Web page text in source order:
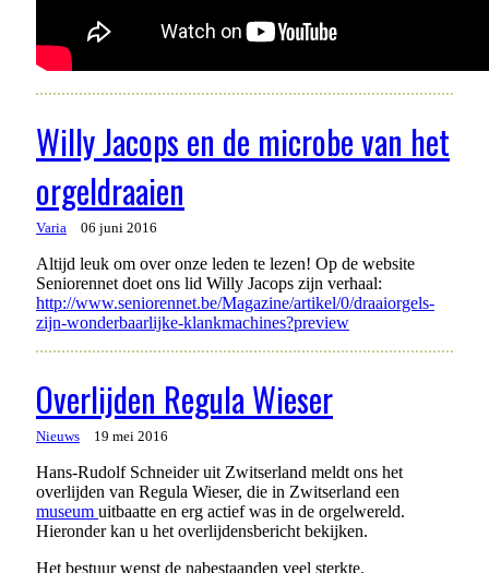
Willy Jacops en de microbe van het
orgeldraaien
Varia 06 juni 2016
Altijd leuk om over onze leden te lezen! Op de website
Seniorennet doet ons lid Willy Jacops zijn verhaal:
http://www.seniorennet.be/Magazine/artikel/0/draaiorgels-
zijn-wonderbaarlijke-klankmachines?preview
Overlijden Regula Wieser
Nieuws 19 mei 2016
Hans-Rudolf Schneider uit Zwitserland meldt ons het
overlijden van Regula Wieser, die in Zwitserland een
museum uitbaatte en erg actief was in de orgelwereld.
Hieronder kan u het overlijdensbericht bekijken.
Het bestuur wenst de nabestaanden veel sterkte.